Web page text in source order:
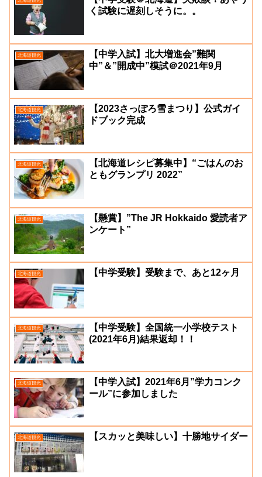
く試験に遅刻しそうに。。
北海道観光
【中学入試】北大増進会”難関
中”＆”開成中”模試＠2021年9月
北海道観光
【2023さっぽろ雪まつり】公式ガイ
ドブック完成
北海道観光
【北海道レシピ募集中】“ごはんのお
ともグランプリ 2022”
北海道観光
【懸賞】”The JR Hokkaido 愛読者ア
ンケート”
北海道観光 【中学受験】受験まで、あと12ヶ月
北海道観光
【中学受験】全国統一小学校テスト
(2021年6月)結果返却！！
北海道観光
【中学入試】2021年6月”学力コンク
ール”に参加しました
北海道観光 【スカッと美味しい】十勝地サイダー